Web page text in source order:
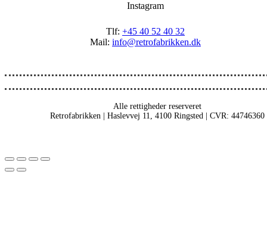
Instagram
Tlf: +45 40 52 40 32
Mail: info@retrofabrikken.dk
Alle rettigheder reserveret
Retrofabrikken | Haslevvej 11, 4100 Ringsted | CVR: 44746360